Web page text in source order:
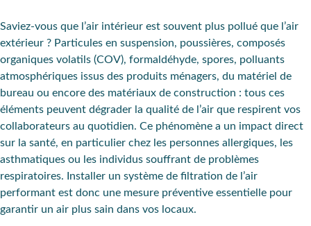
Saviez-vous que l’air intérieur est souvent plus pollué que l’air
extérieur ? Particules en suspension, poussières, composés
organiques volatils (COV), formaldéhyde, spores, polluants
atmosphériques issus des produits ménagers, du matériel de
bureau ou encore des matériaux de construction : tous ces
éléments peuvent dégrader la qualité de l’air que respirent vos
collaborateurs au quotidien. Ce phénomène a un impact direct
sur la santé, en particulier chez les personnes allergiques, les
asthmatiques ou les individus souffrant de problèmes
respiratoires. Installer un système de filtration de l’air
performant est donc une mesure préventive essentielle pour
garantir un air plus sain dans vos locaux.